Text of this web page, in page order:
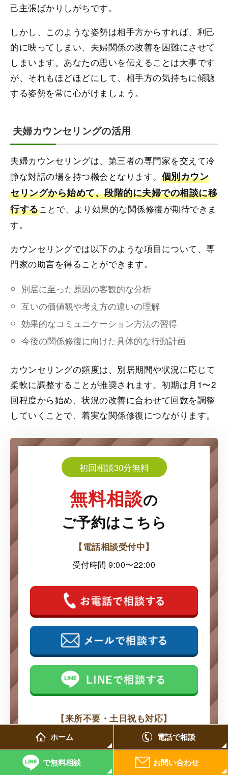
己主張ばかりしがちです。
しかし、このような姿勢は相手方からすれば、利己
的に映ってしまい、夫婦関係の改善を困難にさせて
しまいます。あなたの思いを伝えることは大事です
が、それもほどほどにして、相手方の気持ちに傾聴
する姿勢を常に心がけましょう。
夫婦カウンセリングの活用
夫婦カウンセリングは、第三者の専門家を交えて冷
静な対話の場を持つ機会となります。 個別カウン
セリングから始めて、段階的に夫婦での相談に移
行することで、より効果的な関係修復が期待できま
す。
カウンセリングでは以下のような項目について、専
門家の助言を得ることができます。
別居に至った原因の客観的な分析
互いの価値観や考え方の違いの理解
効果的なコミュニケーション方法の習得
今後の関係修復に向けた具体的な行動計画
カウンセリングの頻度は、別居期間や状況に応じて
柔軟に調整することが推奨されます。初期は月1〜2
回程度から始め、状況の改善に合わせて回数を調整
していくことで、着実な関係修復につながります。
初回相談30分無料
無料相談の
ご予約はこちら
【電話相談受付中】
受付時間 9:00〜22:00
【来所不要・土日祝も対応】
電話・LINE・ウェブでの
相談可能です
1人で悩まずに弁護士に相談ください
ホーム 電話で相談
で無料相談 お問い合わせ